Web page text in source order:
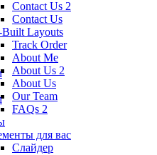
Contact Us 2
Contact Us
Built Layouts
Track Order
About Me
About Us 2
About Us
Our Team
FAQs 2
для вас
Слайдер